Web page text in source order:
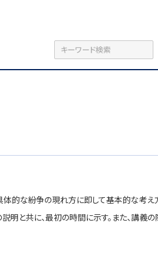
的な紛争の現れ方に即して基本的な考
と共に、最初の時間に示す。また、講義